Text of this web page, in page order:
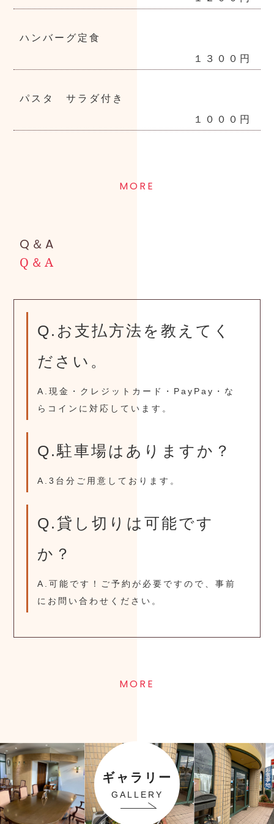
ハンバーグ定食
１３００円
パスタ サラダ付き
１０００円
MORE
Q＆A
Q＆A
Q.お支払方法を教えてく
ださい。
A.現金・クレジットカード・PayPay・な
らコインに対応しています。
Q.駐車場はありますか？
A.3台分ご用意しております。
Q.貸し切りは可能です
か？
A.可能です！ご予約が必要ですので、事前
にお問い合わせください。
MORE
ギャラリー
GALLERY